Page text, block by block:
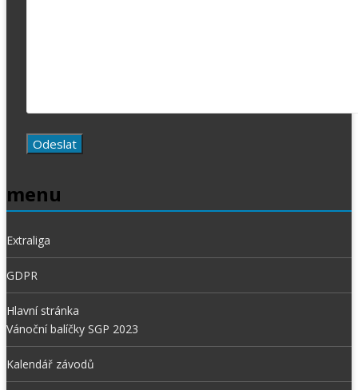
menu
Extraliga
GDPR
Hlavní stránka
Vánoční balíčky SGP 2023
Kalendář závodů